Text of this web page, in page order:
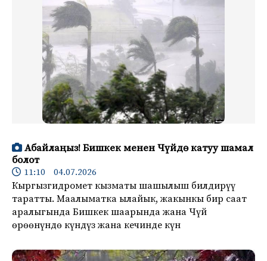
Абайлаңыз! Бишкек менен Чүйдө катуу шамал
болот
11:10 04.07.2026
Кыргызгидромет кызматы шашылыш билдирүү
таратты. Маалыматка ылайык, жакынкы бир саат
аралыгында Бишкек шаарында жана Чүй
өрөөнүндө күндүз жана кечинде күн